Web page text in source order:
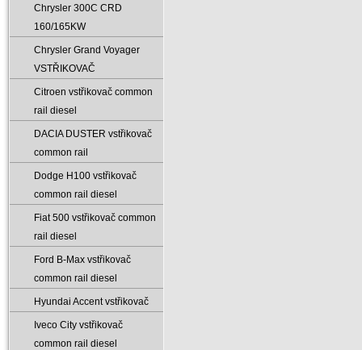
Chrysler 300C CRD
160/165KW
Chrysler Grand Voyager
VSTŘIKOVAČ
Citroen vstřikovač common
rail diesel
DACIA DUSTER vstřikovač
common rail
Dodge H100 vstřikovač
common rail diesel
Fiat 500 vstřikovač common
rail diesel
Ford B-Max vstřikovač
common rail diesel
Hyundai Accent vstřikovač
Iveco City vstřikovač
common rail diesel